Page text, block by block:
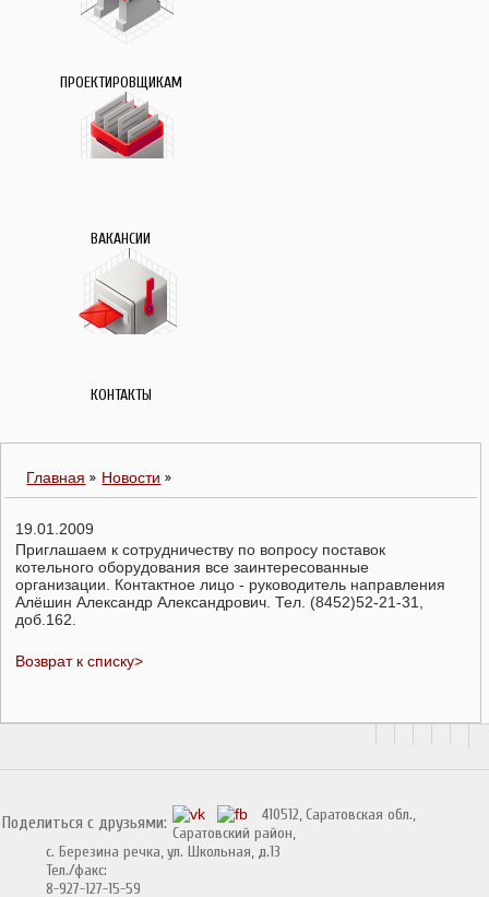
ПРОЕКТИРОВЩИКАМ
ВАКАНСИИ
КОНТАКТЫ
Главная Новости
19.01.2009
Приглашаем к сотрудничеству по вопросу поставок
котельного оборудования все заинтересованные
организации. Контактное лицо - руководитель направления
Алёшин Александр Александрович. Тел. (8452)52-21-31,
доб.162.
Возврат к списку>
Поделиться с друзьями:
410512, Саратовская обл.,
Саратовский район,
с. Березина речка, ул. Школьная, д.13
Тел./факс:
8-927-127-15-59